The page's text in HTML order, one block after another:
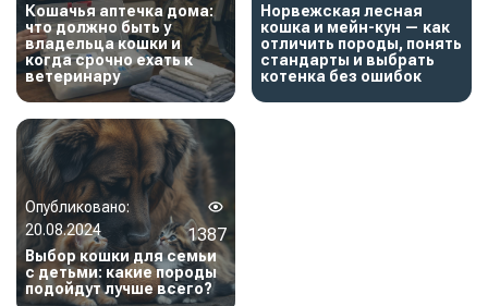
Кошачья аптечка дома:
что должно быть у
владельца кошки и
когда срочно ехать к
ветеринару
Норвежская лесная
кошка и мейн-кун — как
отличить породы, понять
стандарты и выбрать
котенка без ошибок
Опубликовано:
20.08.2024
1387
Выбор кошки для семьи
с детьми: какие породы
подойдут лучше всего?